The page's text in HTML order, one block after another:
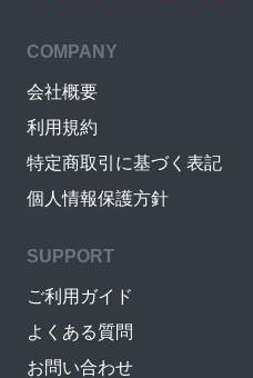
COMPANY
会社概要
利用規約
特定商取引に基づく表記
個人情報保護方針
SUPPORT
ご利用ガイド
よくある質問
お問い合わせ